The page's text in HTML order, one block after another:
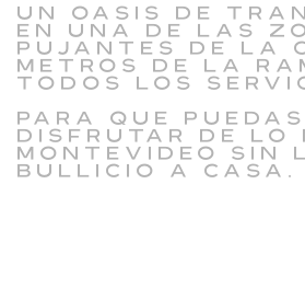
Un oasis de
en una de las
pujantes de la
metros de la
todos los
Para que puedas
disfrutar de lo
Montevideo sin
bullicio a casa.